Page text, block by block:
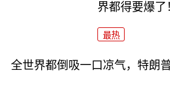
界都得要爆了
最热
全世界都倒吸一口凉气，特朗